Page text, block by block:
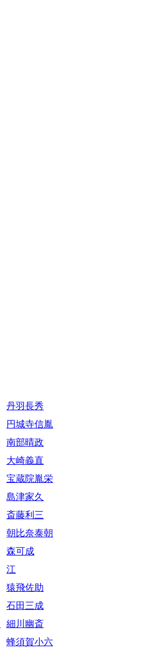
丹羽長秀
円城寺信胤
南部晴政
大崎義直
宝蔵院胤栄
島津家久
斎藤利三
朝比奈泰朝
森可成
江
猿飛佐助
石田三成
細川幽斎
蜂須賀小六